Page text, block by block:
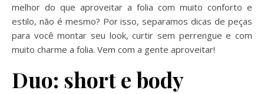
melhor do que aproveitar a folia com muito conforto e
estilo, não é mesmo? Por isso, separamos dicas de peças
para você montar seu look, curtir sem perrengue e com
muito charme a folia. Vem com a gente aproveitar!
Duo: short e body